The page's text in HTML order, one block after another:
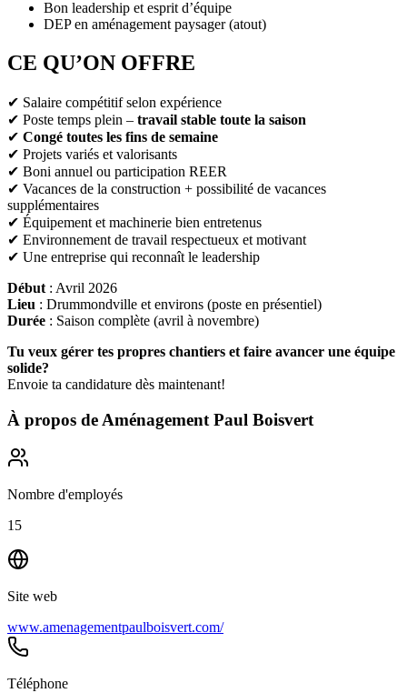
Bon leadership et esprit d’équipe
DEP en aménagement paysager (atout)
CE QU’ON OFFRE
✔ Salaire compétitif selon expérience
✔ Poste temps plein – travail stable toute la saison
✔ Congé toutes les fins de semaine
✔ Projets variés et valorisants
✔ Boni annuel ou participation REER
✔ Vacances de la construction + possibilité de vacances
supplémentaires
✔ Équipement et machinerie bien entretenus
✔ Environnement de travail respectueux et motivant
✔ Une entreprise qui reconnaît le leadership
Début : Avril 2026
Lieu : Drummondville et environs (poste en présentiel)
Durée : Saison complète (avril à novembre)
Tu veux gérer tes propres chantiers et faire avancer une équipe
solide?
Envoie ta candidature dès maintenant!
À propos de Aménagement Paul Boisvert
Nombre d'employés
15
Site web
www.amenagementpaulboisvert.com/
Téléphone